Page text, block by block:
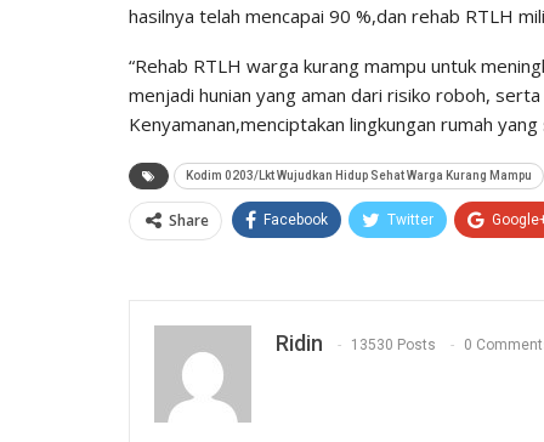
hasilnya telah mencapai 90 %,dan rehab RTLH
“Rehab RTLH warga kurang mampu untuk
menjadi hunian yang aman dari risiko roboh,
Kenyamanan,menciptakan lingkungan rumah
Kodim 0203/Lkt Wujudkan Hidup Sehat Warga Kurang Mampu
Share Facebook Twitter
Ridin 13530 Posts 0